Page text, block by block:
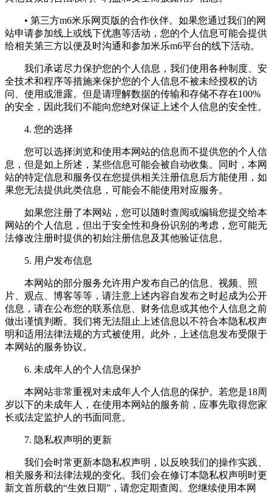
• 第三方m6米乐网页版的合作伙伴。如果您通过我们的网
站申请参加线上或线下优惠等活动，您的个人信息可能会提供
给相关第三方以便及时沟通和参加米乐m6平台的线下活动。
我们承诺尽力保护您的个人信息，我们使用各种制度、安
全技术和程序等措施来保护您的个人信息不被未经授权的访
问、使用或泄露。但是请理解数据的传输和存储不存在100%
的安全，因此我们不能向您绝对保证上述个人信息的安全性。
4. 您的选择
您可以选择浏览和使用本网站的信息而不提供您的个人信
息，但是如上所述，某些信息可能会被自动收集。同时，本网
站的特定信息和服务仅在您提供相关注册信息后方能使用，如
果您无法提供此类信息，可能会不能使用对应服务。
如果您注册了本网站，您可以随时查阅或编辑您提交给本
网站的个人信息，但出于安全性和身份识别的考虑，您可能无
法修改注册时提供的初始注册信息及其他验证信息。
5. 用户发布信息
本网站的部分服务允许用户发布自己的信息、视频、照
片、观点、博客等等，请注意上述内容自发布之时起成为公开
信息，请在公布您的联系信息、财务信息或其他个人信息之前
做出谨慎判断。我们将无法阻止上述信息以不符合本隐私权声
明和适用法律法规的方式被使用。此外，上述信息发布受限于
本网站的服务协议。
6. 未成年人的个人信息保护
本网站非常重视对未成年人个人信息的保护。若您是18周
岁以下的未成年人，在使用本网站的服务前，应事先取得您家
长或法定监护人的书面同意。
7. 隐私权声明的更新
我们会时常更新本隐私权声明，以反映我们的操作实践、
相关服务和法律法规的变化。我们会在修订本隐私权声明时更
新文首所载的“生效日期”，请您定期查阅。您继续使用本网